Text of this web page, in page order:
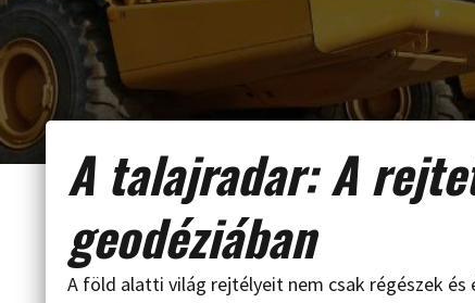
A talajradar: A
geodéziában
A föld alatti világ rejtélyeit nem csak régészek